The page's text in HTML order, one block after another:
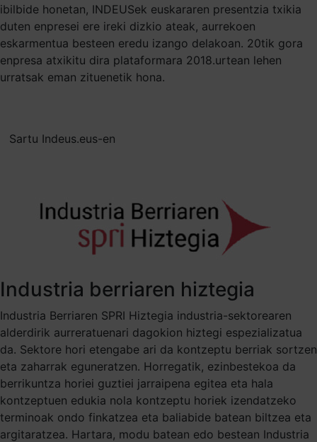
ibilbide honetan, INDEUSek euskararen presentzia txikia
duten enpresei ere ireki dizkio ateak, aurrekoen
eskarmentua besteen eredu izango delakoan. 20tik gora
enpresa atxikitu dira plataformara 2018.urtean lehen
urratsak eman zituenetik hona.
Sartu Indeus.eus-en
Industria berriaren hiztegia
Industria Berriaren SPRI Hiztegia industria-sektorearen
alderdirik aurreratuenari dagokion hiztegi espezializatua
da. Sektore hori etengabe ari da kontzeptu berriak sortzen
eta zaharrak eguneratzen. Horregatik, ezinbestekoa da
berrikuntza horiei guztiei jarraipena egitea eta hala
kontzeptuen edukia nola kontzeptu horiek izendatzeko
terminoak ondo finkatzea eta baliabide batean biltzea eta
argitaratzea. Hartara, modu batean edo bestean Industria